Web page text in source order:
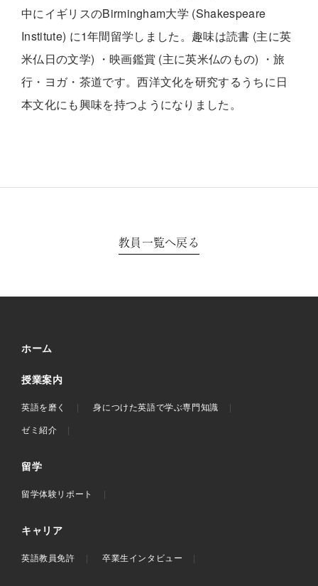
中にイギリスのBirmingham大学 (Shakespeare
Institute) に1年間留学しました。趣味は読書 (主に英
米仏日の文学) ・映画鑑賞 (主に英米仏のもの) ・旅
行・ヨガ・茶道です。西洋文化を研究するうちに日
本文化にも興味を持つようになりました。
教員一覧へ戻る
ホーム
授業案内
英語を磨く
身につけた英語で学ぶ専門知識
ゼミ紹介
留学
留学体験リポート
キャリア
英語教員免許 卒業生インタビュー